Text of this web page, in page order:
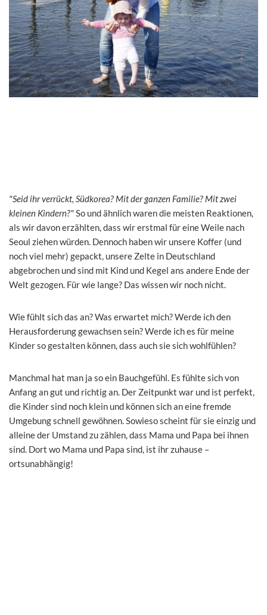
"Seid ihr verrückt, Südkorea? Mit der ganzen Familie? Mit zwei
kleinen Kindern?"So und ähnlich waren die meisten Reaktionen,
als wir davon erzählten, dass wir erstmal für eine Weile nach
Seoul ziehen würden. Dennoch haben wir unsere Koffer (und
noch viel mehr) gepackt, unsere Zelte in Deutschland
abgebrochen und sind mit Kind und Kegel ans andere Ende der
Welt gezogen. Für wie lange? Das wissen wir noch nicht.
Wie fühlt sich das an? Was erwartet mich? Werde ich den
Herausforderung gewachsen sein? Werde ich es für meine
Kinder so gestalten können, dass auch sie sich wohlfühlen?
Manchmal hat man ja so ein Bauchgefühl. Es fühlte sich von
Anfang an gut und richtig an. Der Zeitpunkt war und ist perfekt,
die Kinder sind noch klein und können sich an eine fremde
Umgebung schnell gewöhnen. Sowieso scheint für sie einzig und
alleine der Umstand zu zählen, dass Mama und Papa bei ihnen
sind. Dort wo Mama und Papa sind, ist ihr zuhause –
ortsunabhängig!